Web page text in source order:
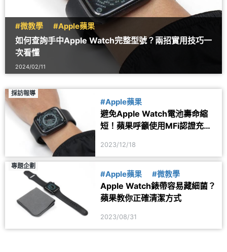
#微教學 #Apple蘋果
如何查詢手中Apple Watch完整型號？兩招實用技巧一
次看懂
2024/02/11
採訪報導
#Apple蘋果
避免Apple Watch電池壽命縮
短！蘋果呼籲使用MFi認證充電
2023/12/18
專題企劃
#Apple蘋果 #微教學
Apple Watch錶帶容易藏細菌？
蘋果教你正確清潔方式
2023/08/31